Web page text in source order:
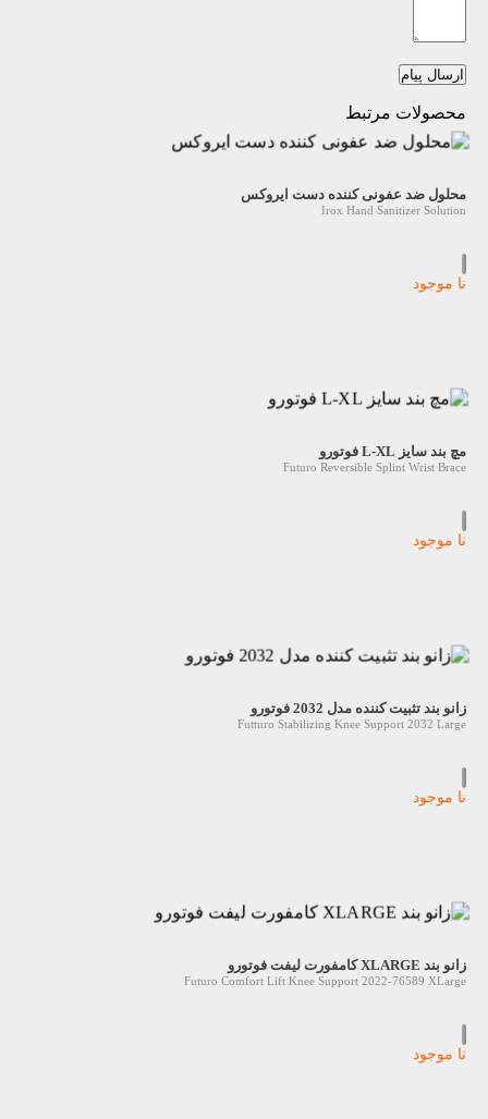
ارسال پیام
محصولات مرتبط
محلول ضد عفونی کننده دست ایروکس
Irox Hand Sanitizer Solution
نا موجود
مچ بند سایز L-XL فوتورو
Futuro Reversible Splint Wrist Brace
نا موجود
زانو بند تثبیت کننده مدل 2032 فوتورو
Futturo Stabilizing Knee Support 2032 Large
نا موجود
زانو بند XLARGE کامفورت لیفت فوتورو
Futuro Comfort Lift Knee Support 2022-76589 XLarge
نا موجود